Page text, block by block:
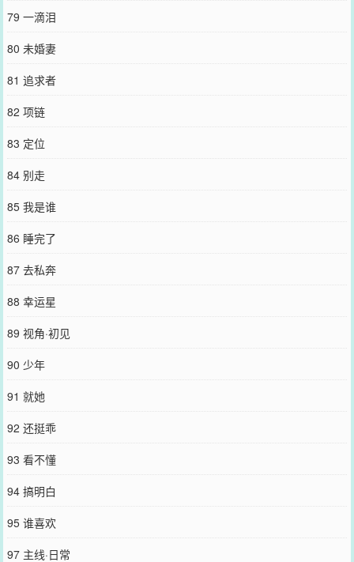
79 一滴泪
80 未婚妻
81 追求者
82 项链
83 定位
84 别走
85 我是谁
86 睡完了
87 去私奔
88 幸运星
89 视角·初见
90 少年
91 就她
92 还挺乖
93 看不懂
94 搞明白
95 谁喜欢
97 主线·日常